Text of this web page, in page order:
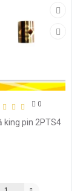
0
king pin 2PTS4